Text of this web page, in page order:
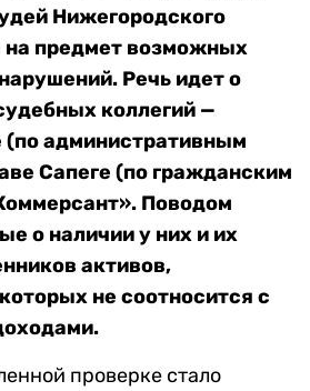
Нижегородского
на предмет возможных
Речь идет о
коллегий —
административным
Сапеге (по гражданским
Поводом
о наличии у них и их
активов,
не соотносится с
проверке стало